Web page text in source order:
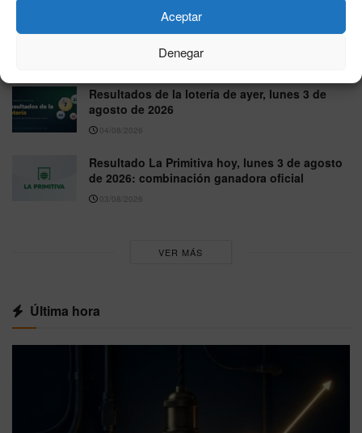
Aceptar
Denegar
Resultados ONCE hoy, martes 4 de agosto de
Resultados de la lotería de ayer, lunes 3 de
agosto de 2026
04/08/2026
Resultado La Primitiva hoy, lunes 3 de agosto
de 2026: combinación ganadora oficial
03/08/2026
VER MÁS
Última hora